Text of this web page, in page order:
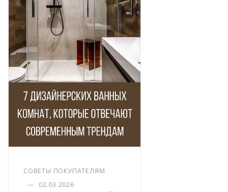
СОВЕТЫ ПОКУПАТЕЛЯМ
— 02.03.2026